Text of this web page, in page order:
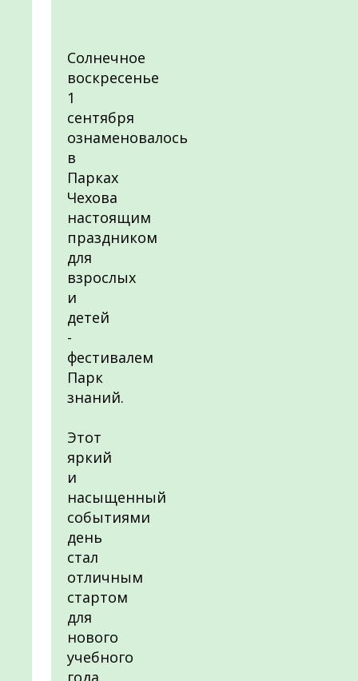
Солнечное
воскресенье
1
сентября
ознаменовалось
в
Парках
Чехова
настоящим
праздником
для
взрослых
и
детей
-
фестивалем
Парк
знаний.
Этот
яркий
и
насыщенный
событиями
день
стал
отличным
стартом
для
нового
учебного
года.